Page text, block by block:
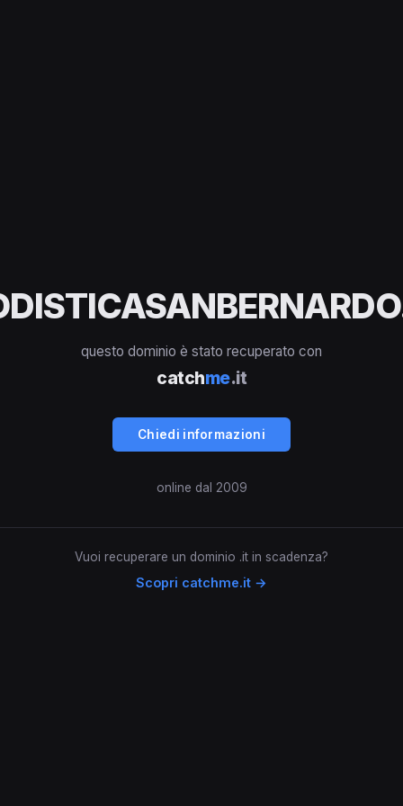
questo dominio è stato recuperato con
catchme.it
Chiedi informazioni
online dal 2009
Vuoi recuperare un dominio .it in scadenza?
Scopri catchme.it →